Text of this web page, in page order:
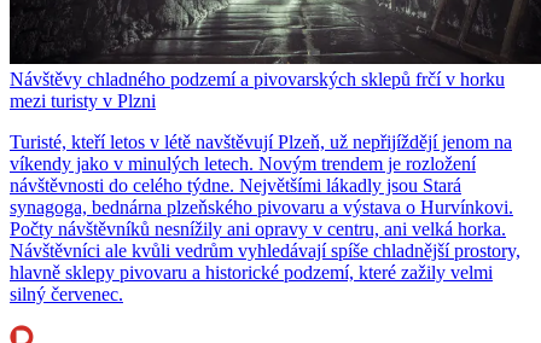
Návštěvy chladného podzemí a pivovarských sklepů frčí v horku
mezi turisty v Plzni
Turisté, kteří letos v létě navštěvují Plzeň, už nepřijíždějí jenom na
víkendy jako v minulých letech. Novým trendem je rozložení
návštěvnosti do celého týdne. Největšími lákadly jsou Stará
synagoga, bednárna plzeňského pivovaru a výstava o Hurvínkovi.
Počty návštěvníků nesnížily ani opravy v centru, ani velká horka.
Návštěvníci ale kvůli vedrům vyhledávají spíše chladnější prostory,
hlavně sklepy pivovaru a historické podzemí, které zažily velmi
silný červenec.